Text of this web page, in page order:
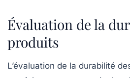
Évaluation de la
produits
L’évaluation de la durabilité